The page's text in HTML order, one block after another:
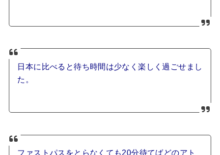
日本に比べると待ち時間は少なく楽しく過ごせまし
た。
ファストパスをとらなくても20分待てばどのアト